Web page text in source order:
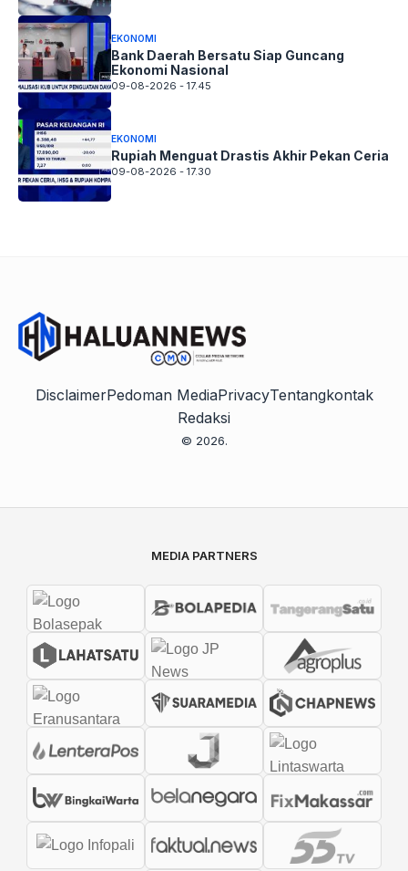
EKONOMI
Bank Daerah Bersatu Siap Guncang
Ekonomi Nasional
09-08-2026 - 17.45
EKONOMI
Rupiah Menguat Drastis Akhir Pekan Ceria
09-08-2026 - 17.30
DisclaimerPedoman MediaPrivacyTentangkontak
Redaksi
© 2026.
MEDIA PARTNERS